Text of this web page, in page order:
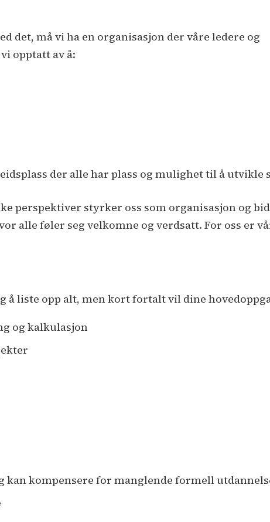
det, må vi ha en organisasjon der våre ledere og
opptatt av å:
der alle har plass og mulighet til å utvikle
perspektiver styrker oss som organisasjon og
alle føler seg velkomne og verdsatt. For oss er
å liste opp alt, men kort fortalt vil dine
og kalkulasjon
kompensere for manglende formell